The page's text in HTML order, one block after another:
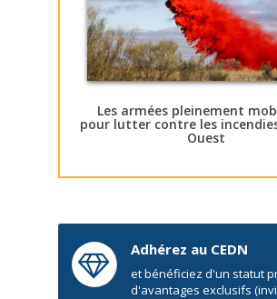
Les armées pleinement
pour lutter contre les
Ouest
Adhérez au CEDN
et bénéficiez d'un statut
d'avantages exclusifs